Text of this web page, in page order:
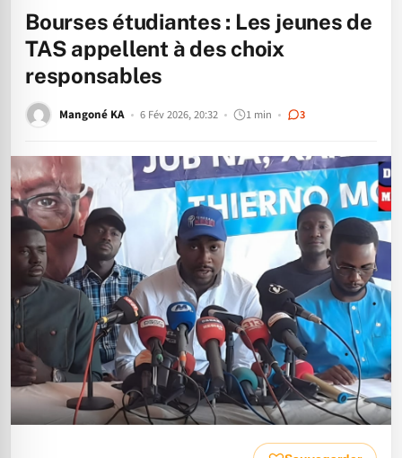
Bourses étudiantes : Les jeunes de
TAS appellent à des choix
responsables
Mangoné KA 6 Fév 2026, 20:32 1 min 3